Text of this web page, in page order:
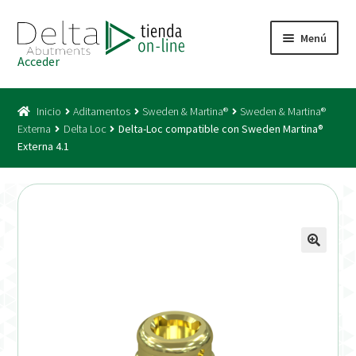
a
la
navegación
al
contenido
Menú
Acceso
Catálogo
Acceder
Inicio Aditamentos Sweden & Martina®
Sweden & Martina®
Externa
Delta Loc
Delta-Loc compatible con Sweden Martina®
Externa 4.1